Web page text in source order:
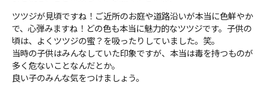
ツツジが見頃ですね！ご近所のお庭や道路沿いが本当に色鮮やか
で、心弾みますね！どの色も本当に魅力的なツツジです。子供の
頃は、よくツツジの蜜？を吸ったりしていました。笑。
当時の子供はみんなしていた印象ですが、本当は毒を持つものが
多く危ないことなんだとか。
良い子のみんな気をつけましょう。